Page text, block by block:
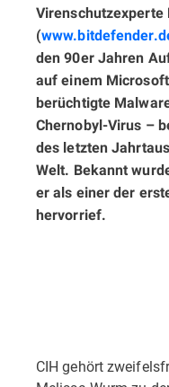
Virenschutzexperte
(
den 90er Jahren
auf einem
berüchtigte
Chernobyl-Virus –
des letzten
Welt. Bekannt
er als einer der
hervorrief.
CIH gehört